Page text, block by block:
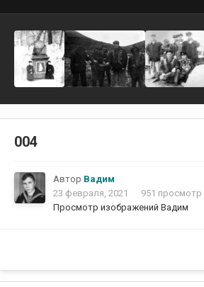
004
Автор Вадим
23 февраля, 2021
951 просмотр
Просмотр изображений Вадим